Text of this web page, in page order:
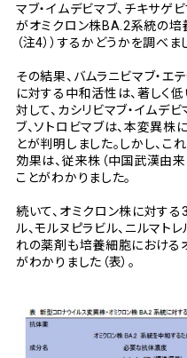
マブ・イムデビマブ、チキサゲビ
がオミクロン株BA.2系統の培
（注4））するかどうかを調べま
その結果、バムラニビマブ・
に対する中和活性は、著しく低
対して、カシリビマブ・イムデ
ブ、ソトロビマブは、本変異
とが判明しました。しかし、
効果は、従来株（中国武漢由
ことがわかりました。
続いて、オミクロン株に対す
ル、モルヌピラビル、ニルマト
れの薬剤も培養細胞における
がわかりました（表）。